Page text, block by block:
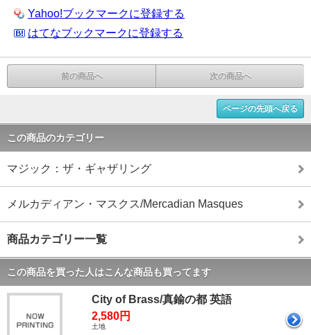
Yahoo!ブックマークに登録する
はてなブックマークに登録する
前の商品へ 次の商品へ
ページの先頭へ戻る
この商品のカテゴリー
マジック：ザ・ギャザリング
メルカディアン・マスクス/Mercadian Masques
商品カテゴリー一覧
この商品を買った人はこんな商品も買ってます
City of Brass/真鍮の都 英語
2,580円
土地